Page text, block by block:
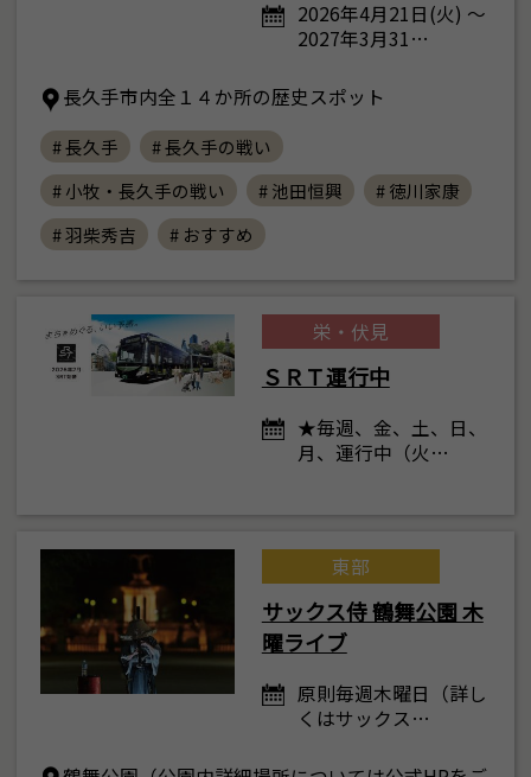
2026年4月21日(火) ～
2027年3月31…
長久手市内全１４か所の歴史スポット
# 長久手
# 長久手の戦い
# 小牧・長久手の戦い
# 池田恒興
# 徳川家康
# 羽柴秀吉
# おすすめ
栄・伏見
ＳＲＴ運行中
★毎週、金、土、日、
月、運行中（火…
東部
サックス侍 鶴舞公園 木
曜ライブ
原則毎週木曜日（詳し
くはサックス…